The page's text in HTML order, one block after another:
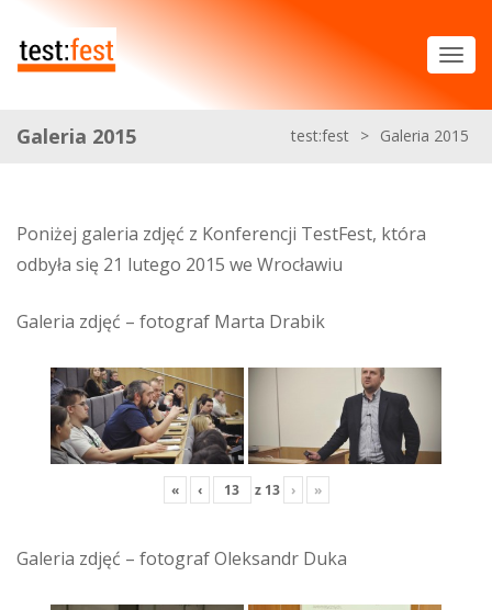
Galeria 2015 test:fest > Galeria 2015
Poniżej galeria zdjęć z Konferencji TestFest, która
odbyła się 21 lutego 2015 we Wrocławiu
Galeria zdjęć – fotograf Marta Drabik
« ‹ z 13 › »
Galeria zdjęć – fotograf Oleksandr Duka